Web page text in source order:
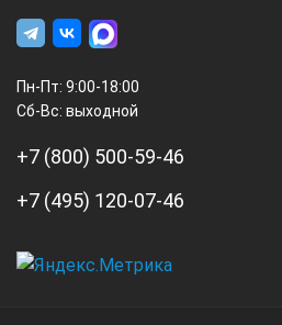
Пн-Пт: 9:00-18:00
Сб-Вс: выходной
+7 (800) 500-59-46
+7 (495) 120-07-46